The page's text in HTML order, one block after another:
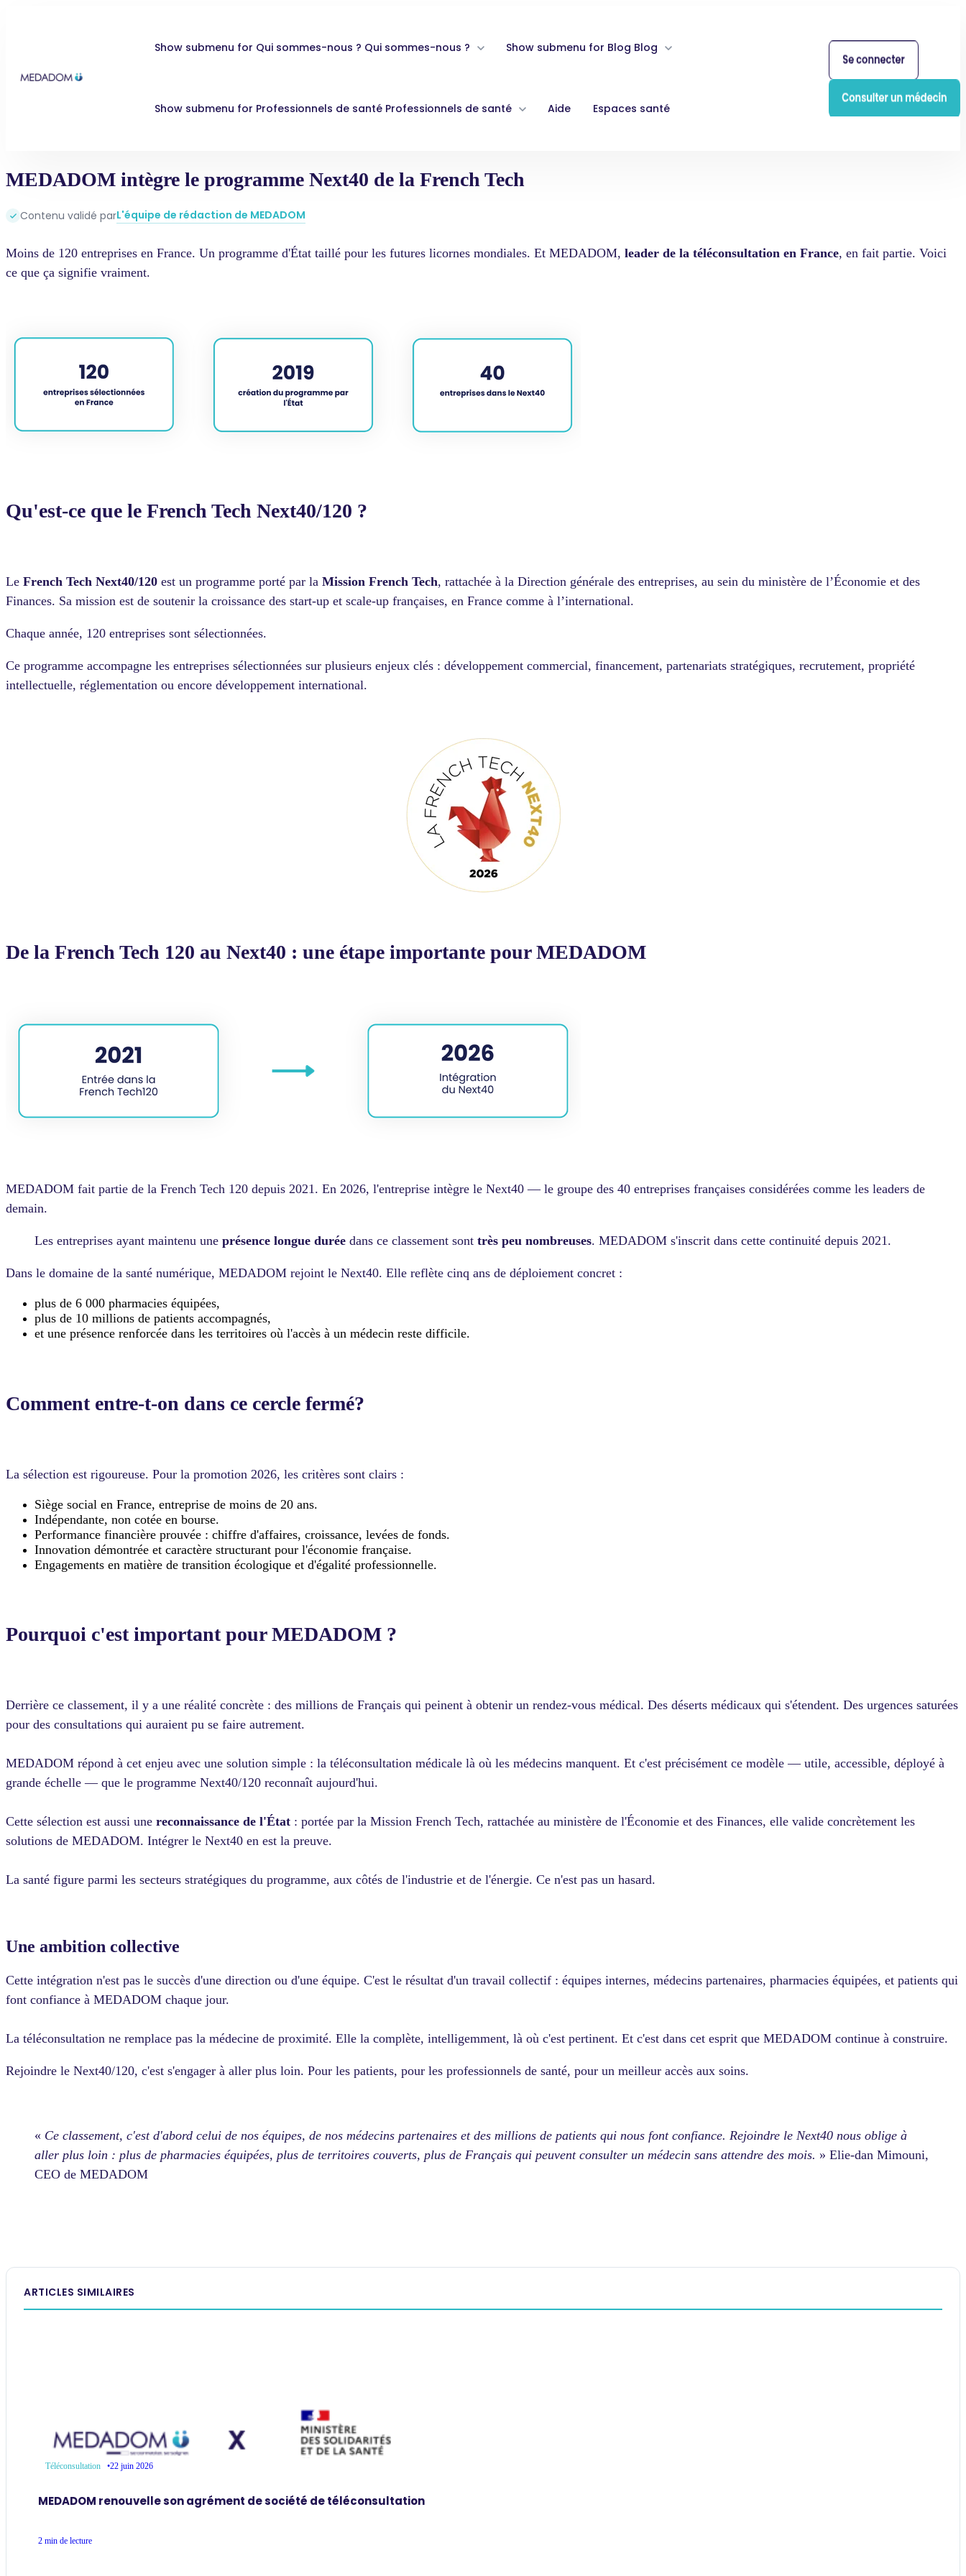
Show submenu for Qui sommes-nous ? Qui sommes-nous ? Show submenu for Blog Blog
Show submenu for Professionnels de santé Professionnels de santé Aide Espaces santé
MEDADOM intègre le programme Next40 de la French Tech
Contenu validé parL'équipe de rédaction de MEDADOM
Moins de 120 entreprises en France. Un programme d'État taillé pour les futures licornes mondiales. Et MEDADOM, leader de la téléconsultation en France, en fait partie. Voici
ce que ça signifie vraiment.
Qu'est-ce que le French Tech Next40/120 ?
Le French Tech Next40/120 est un programme porté par la Mission French Tech, rattachée à la Direction générale des entreprises, au sein du ministère de l’Économie et des
Finances. Sa mission est de soutenir la croissance des start-up et scale-up françaises, en France comme à l’international.
Chaque année, 120 entreprises sont sélectionnées.
Ce programme accompagne les entreprises sélectionnées sur plusieurs enjeux clés : développement commercial, financement, partenariats stratégiques, recrutement, propriété
intellectuelle, réglementation ou encore développement international.
De la French Tech 120 au Next40 : une étape importante pour MEDADOM
MEDADOM fait partie de la French Tech 120 depuis 2021. En 2026, l'entreprise intègre le Next40 — le groupe des 40 entreprises françaises considérées comme les leaders de
demain.
Les entreprises ayant maintenu une présence longue durée dans ce classement sont très peu nombreuses. MEDADOM s'inscrit dans cette continuité depuis 2021.
Dans le domaine de la santé numérique, MEDADOM rejoint le Next40. Elle reflète cinq ans de déploiement concret :
plus de 6 000 pharmacies équipées,
plus de 10 millions de patients accompagnés,
et une présence renforcée dans les territoires où l'accès à un médecin reste difficile.
Comment entre-t-on dans ce cercle fermé?
La sélection est rigoureuse. Pour la promotion 2026, les critères sont clairs :
Siège social en France, entreprise de moins de 20 ans.
Indépendante, non cotée en bourse.
Performance financière prouvée : chiffre d'affaires, croissance, levées de fonds.
Innovation démontrée et caractère structurant pour l'économie française.
Engagements en matière de transition écologique et d'égalité professionnelle.
Pourquoi c'est important pour MEDADOM ?
Derrière ce classement, il y a une réalité concrète : des millions de Français qui peinent à obtenir un rendez-vous médical. Des déserts médicaux qui s'étendent. Des urgences saturées
pour des consultations qui auraient pu se faire autrement.
MEDADOM répond à cet enjeu avec une solution simple : la téléconsultation médicale là où les médecins manquent. Et c'est précisément ce modèle — utile, accessible, déployé à
grande échelle — que le programme Next40/120 reconnaît aujourd'hui.
Cette sélection est aussi une reconnaissance de l'État : portée par la Mission French Tech, rattachée au ministère de l'Économie et des Finances, elle valide concrètement les
solutions de MEDADOM. Intégrer le Next40 en est la preuve.
La santé figure parmi les secteurs stratégiques du programme, aux côtés de l'industrie et de l'énergie. Ce n'est pas un hasard.
Une ambition collective
Cette intégration n'est pas le succès d'une direction ou d'une équipe. C'est le résultat d'un travail collectif : équipes internes, médecins partenaires, pharmacies équipées, et patients qui
font confiance à MEDADOM chaque jour.
La téléconsultation ne remplace pas la médecine de proximité. Elle la complète, intelligemment, là où c'est pertinent. Et c'est dans cet esprit que MEDADOM continue à construire.
Rejoindre le Next40/120, c'est s'engager à aller plus loin. Pour les patients, pour les professionnels de santé, pour un meilleur accès aux soins.
« Ce classement, c'est d'abord celui de nos équipes, de nos médecins partenaires et des millions de patients qui nous font confiance. Rejoindre le Next40 nous oblige à
aller plus loin : plus de pharmacies équipées, plus de territoires couverts, plus de Français qui peuvent consulter un médecin sans attendre des mois. » Elie-dan Mimouni,
CEO de MEDADOM
ARTICLES SIMILAIRES
Téléconsultation •22 juin 2026
MEDADOM renouvelle son agrément de société de téléconsultation
2 min de lecture